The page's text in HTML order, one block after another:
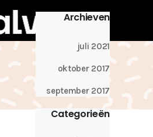
Archieven
juli 2021
oktober 2017
september 2017
Categorieën